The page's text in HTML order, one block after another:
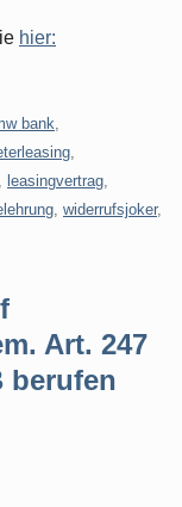
hier:
bank
leasingvertrag
widerrufsjoker,
Art. 247
berufen